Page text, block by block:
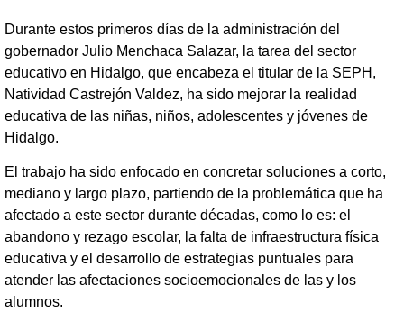
Durante estos primeros días de la administración del
gobernador Julio Menchaca Salazar, la tarea del sector
educativo en Hidalgo, que encabeza el titular de la SEPH,
Natividad Castrejón Valdez, ha sido mejorar la realidad
educativa de las niñas, niños, adolescentes y jóvenes de
Hidalgo.
El trabajo ha sido enfocado en concretar soluciones a corto,
mediano y largo plazo, partiendo de la problemática que ha
afectado a este sector durante décadas, como lo es: el
abandono y rezago escolar, la falta de infraestructura física
educativa y el desarrollo de estrategias puntuales para
atender las afectaciones socioemocionales de las y los
alumnos.